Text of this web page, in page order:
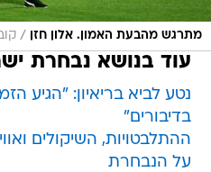
מתרגש מהבעת האמון. אלון חזן /
עוד בנושא נבחרת
נטע לביא בריאיון: "הגיע
בדיבורים"
ההתלבטויות, השיקולים
על הנבחרת